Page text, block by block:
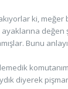
ki, meğer
değen
Bunu
diyerek